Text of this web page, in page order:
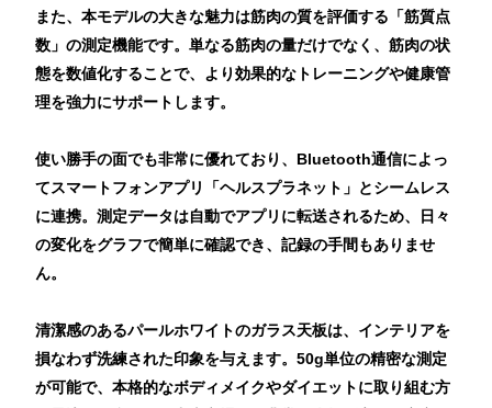
また、本モデルの大きな魅力は筋肉の質を評価する「筋質点
数」の測定機能です。単なる筋肉の量だけでなく、筋肉の状
態を数値化することで、より効果的なトレーニングや健康管
理を強力にサポートします。
使い勝手の面でも非常に優れており、Bluetooth通信によっ
てスマートフォンアプリ「ヘルスプラネット」とシームレス
に連携。測定データは自動でアプリに転送されるため、日々
の変化をグラフで簡単に確認でき、記録の手間もありませ
ん。
清潔感のあるパールホワイトのガラス天板は、インテリアを
損なわず洗練された印象を与えます。50g単位の精密な測定
が可能で、本格的なボディメイクやダイエットに取り組む方